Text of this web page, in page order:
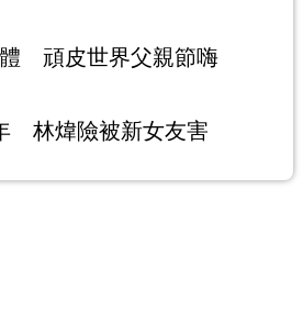
頑皮世界父親節嗨
林煒險被新女友害